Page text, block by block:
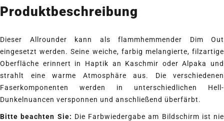
Produktbeschreibung
Dieser Allrounder kann als flammhemmender Dim Out
eingesetzt werden. Seine weiche, farbig melangierte, filzartige
Oberfläche erinnert in Haptik an Kaschmir oder Alpaka und
strahlt eine warme Atmosphäre aus. Die verschiedenen
Faserkomponenten werden in unterschiedlichen Hell-
Dunkelnuancen versponnen und anschließend überfärbt.
Bitte beachten Sie: Die Farbwiedergabe am Bildschirm ist nie